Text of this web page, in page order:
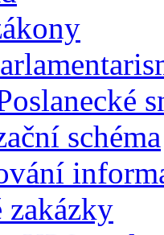
schéma
zakázky